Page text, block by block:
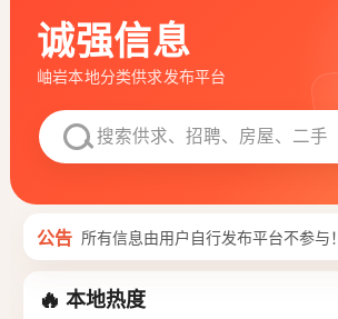
诚强信息
岫岩本地分类供求发布平台
公告 所有信息由用户自行发布平台不参与！
🔥 本地热度